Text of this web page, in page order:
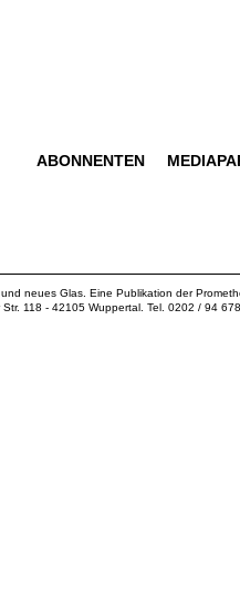
ABONNENTEN
neues Glas. Eine Publikation der
118 - 42105 Wuppertal. Tel. 0202 / 94